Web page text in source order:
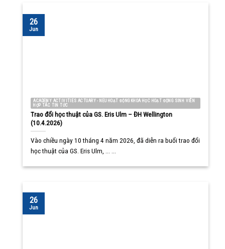
ACADEMY ACTIVITIES ACTUARY - NEU HOẠT ĐỘNG KHOA HỌC HOẠT ĐỘNG SINH VIÊN
HỢP TÁC TIN TỨC
Trao đổi học thuật của GS. Eris Ulm – ĐH Wellington
(10.4.2026)
Vào chiều ngày 10 tháng 4 năm 2026, đã diễn ra buổi trao đổi
học thuật của GS. Eris Ulm, ... ...
26
Jun
26
Jun